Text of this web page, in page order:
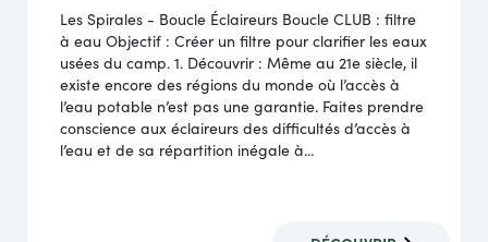
Les Spirales - Boucle Éclaireurs Boucle CLUB : filtre
à eau Objectif : Créer un filtre pour clarifier les eaux
usées du camp. 1. Découvrir : Même au 21e siècle, il
existe encore des régions du monde où l’accès à
l’eau potable n’est pas une garantie. Faites prendre
conscience aux éclaireurs des difficultés d’accès à
l’eau et de sa répartition inégale à...